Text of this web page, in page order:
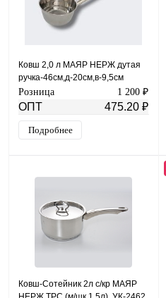
Ковш 2,0 л МАЯР НЕРЖ дутая
ручка-46см,д-20см,в-9,5см
зер.полировка YK-20-20
Розница 1 200 ₽
ОПТ 475.20 ₽
Подробнее
Ковш-Сотейник 2л с/кр МАЯР